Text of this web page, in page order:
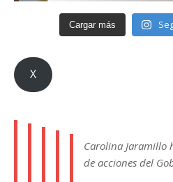
Cargar más
X
Carolina Jaramillo
de acciones del